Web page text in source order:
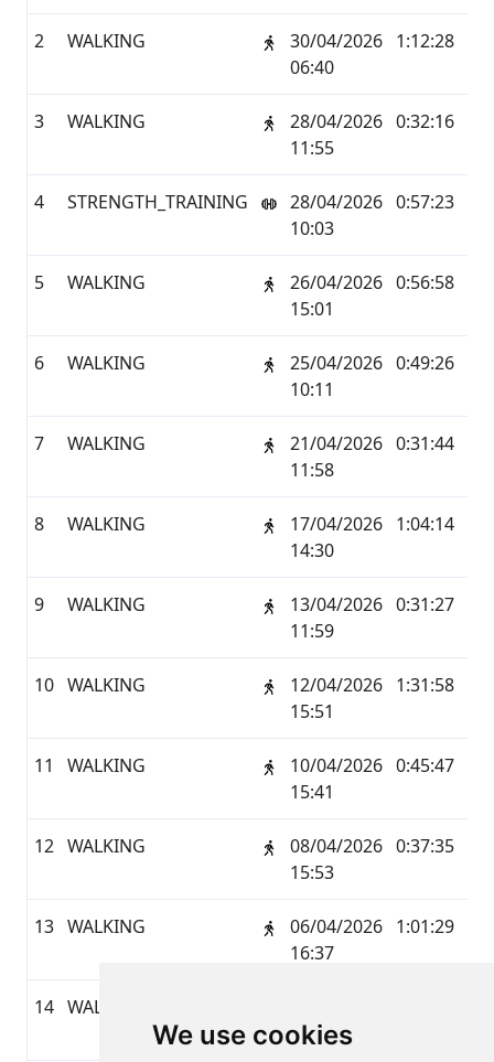
We use cookies
2 WALKING
30/04/2026
06:40
1:12:28
3 WALKING
28/04/2026
11:55
0:32:16
4 STRENGTH_TRAINING
28/04/2026
10:03
0:57:23
5 WALKING
26/04/2026
15:01
0:56:58
6 WALKING
25/04/2026
10:11
0:49:26
7 WALKING
21/04/2026
11:58
0:31:44
8 WALKING
17/04/2026
14:30
1:04:14
9 WALKING
13/04/2026
11:59
0:31:27
10 WALKING
12/04/2026
15:51
1:31:58
11 WALKING
10/04/2026
15:41
0:45:47
12 WALKING
08/04/2026
15:53
0:37:35
13 WALKING
06/04/2026
16:37
1:01:29
14 WALKING
12:11